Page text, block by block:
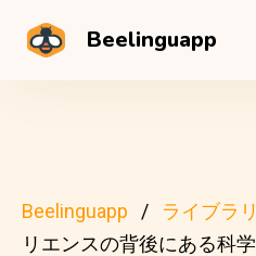
Beelinguapp
Beelinguapp ライブラリ
リエンスの背後にある科学